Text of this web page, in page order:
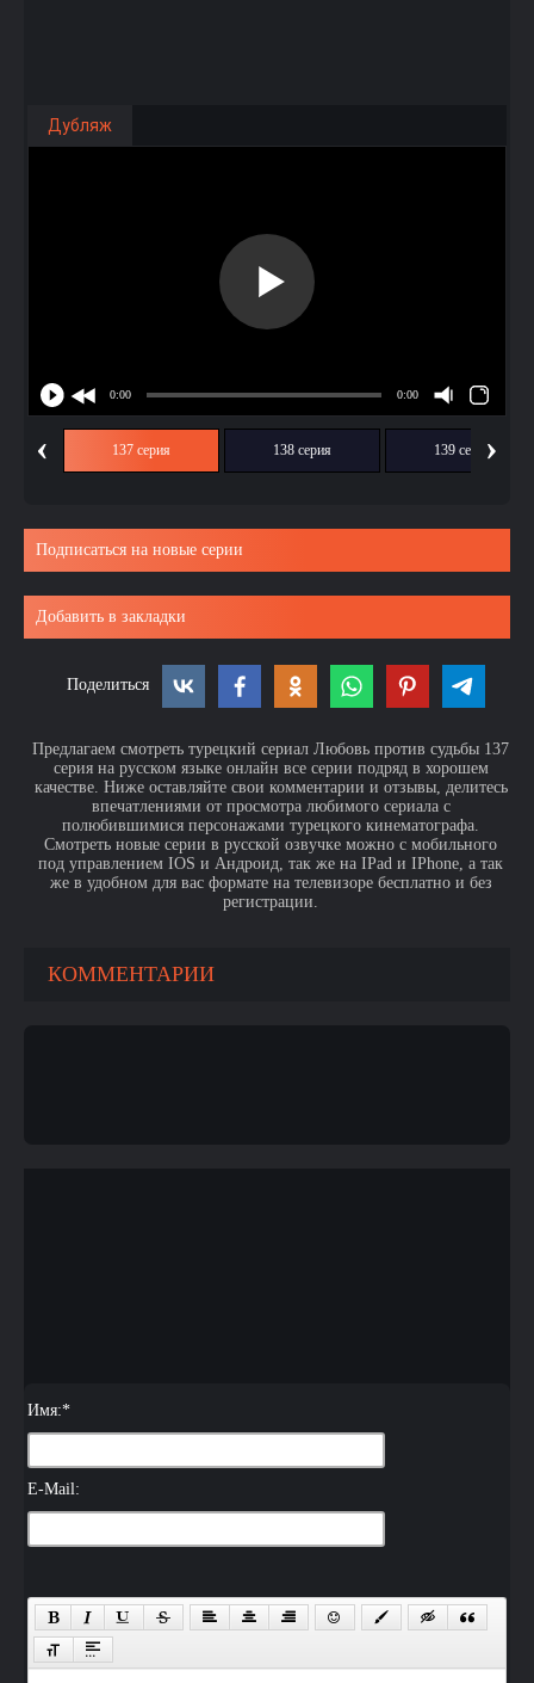
Дубляж
‹ 137 серия 138 серия 139 серия›
Подписаться на новые серии
Добавить в закладки
Поделиться
Предлагаем смотреть турецкий сериал Любовь против судьбы 137
серия на русском языке онлайн все серии подряд в хорошем
качестве. Ниже оставляйте свои комментарии и отзывы, делитесь
впечатлениями от просмотра любимого сериала с
полюбившимися персонажами турецкого кинематографа.
Смотреть новые серии в русской озвучке можно с мобильного
под управлением IOS и Андроид, так же на IPad и IPhone, а так
же в удобном для вас формате на телевизоре бесплатно и без
регистрации.
КОММЕНТАРИИ
Имя:*
E-Mail: